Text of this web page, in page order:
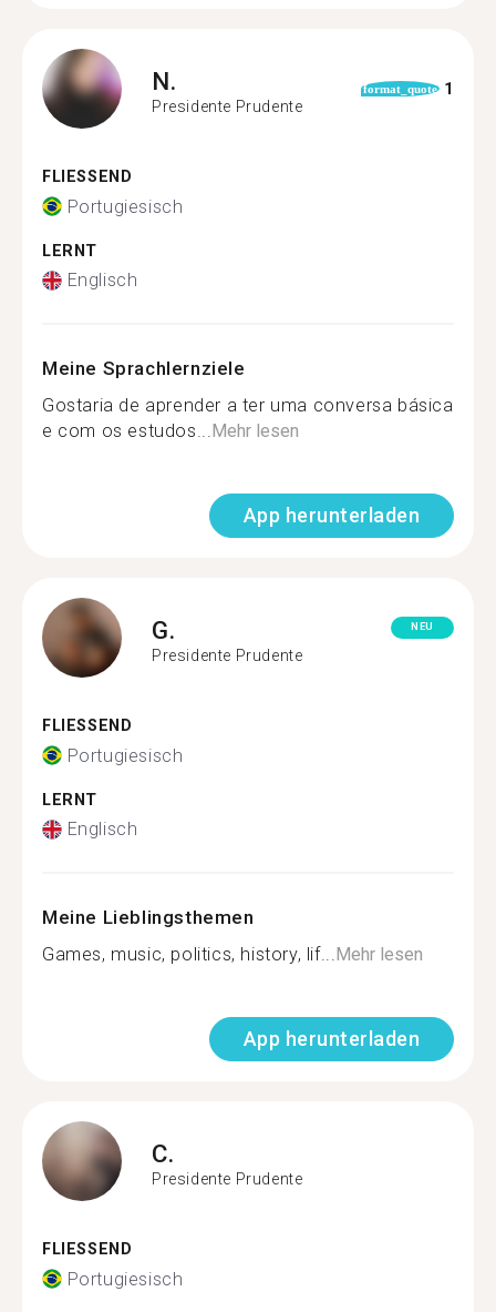
N.
Presidente Prudente
format_quote 1
FLIESSEND
Portugiesisch
LERNT
Englisch
Meine Sprachlernziele
Gostaria de aprender a ter uma conversa básica
e com os estudos...Mehr lesen
App herunterladen
G.
Presidente Prudente
NEU
FLIESSEND
Portugiesisch
LERNT
Englisch
Meine Lieblingsthemen
Games, music, politics, history, lif...Mehr lesen
App herunterladen
C.
Presidente Prudente
FLIESSEND
Portugiesisch